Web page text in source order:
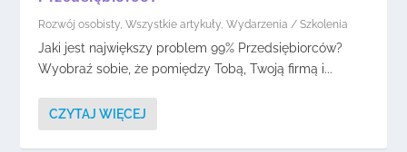
Rozwój osobisty,Wszystkie artykuły,Wydarzenia / Szkolenia
Jaki jest największy problem 99% Przedsiębiorców?
Wyobraź sobie, że pomiędzy Tobą, Twoją firmą i...
CZYTAJ WIĘCEJ